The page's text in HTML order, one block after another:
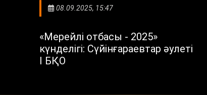
08.09.2025, 15:47
«Мерейлі отбасы - 2025»
күнделігі: Сүйінғараевтар әулеті
I БҚО